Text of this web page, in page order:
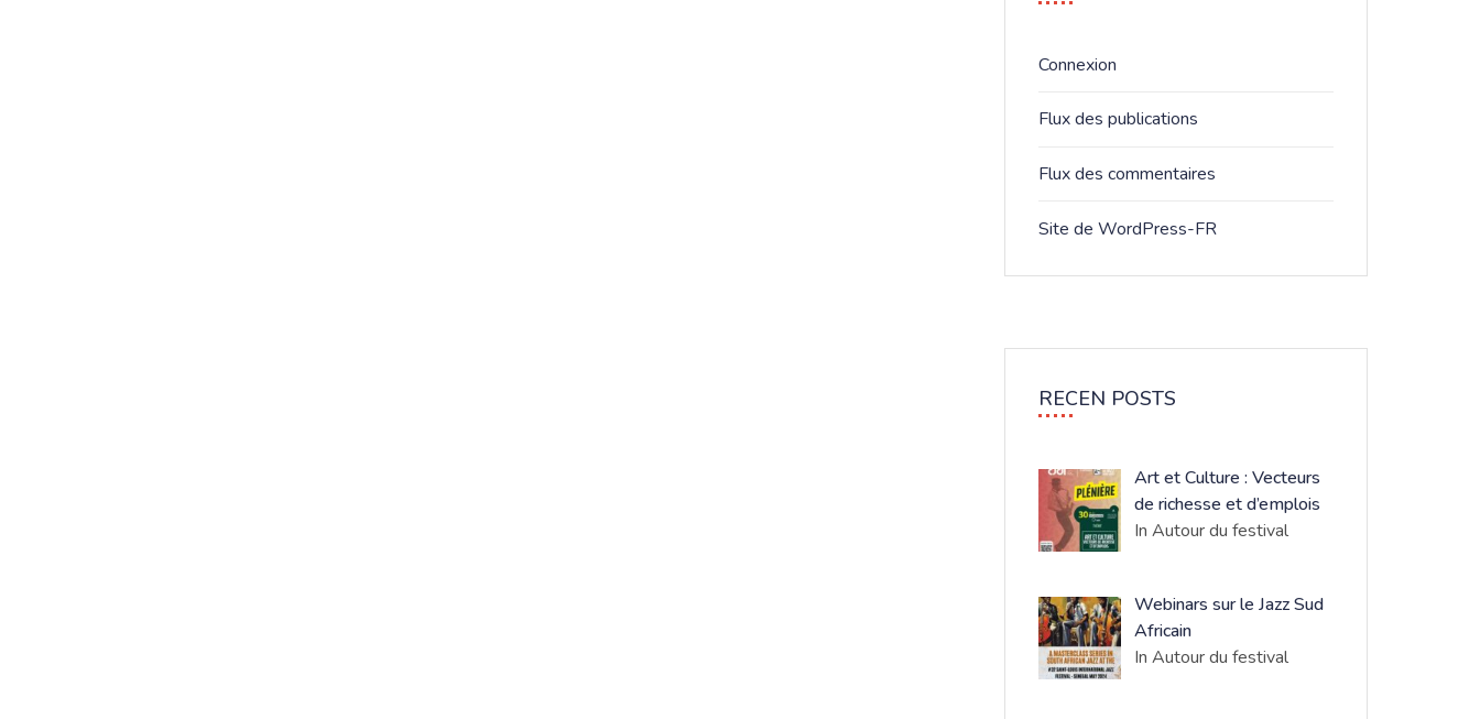
Connexion
Flux des publications
Flux des commentaires
Site de WordPress-FR
RECEN POSTS
Art et Culture : Vecteurs
de richesse et d’emplois
In Autour du festival
Webinars sur le Jazz Sud
Africain
In Autour du festival